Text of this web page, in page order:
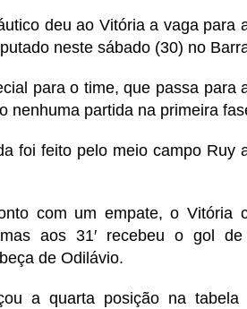
deu ao Vitória a vaga para
neste sábado (30) no
para o time, que passa para
nenhuma partida na primeira
foi feito pelo meio campo Ruy
com um empate, o Vitória
aos 31′ recebeu o gol
de Odilávio.
a quarta posição na